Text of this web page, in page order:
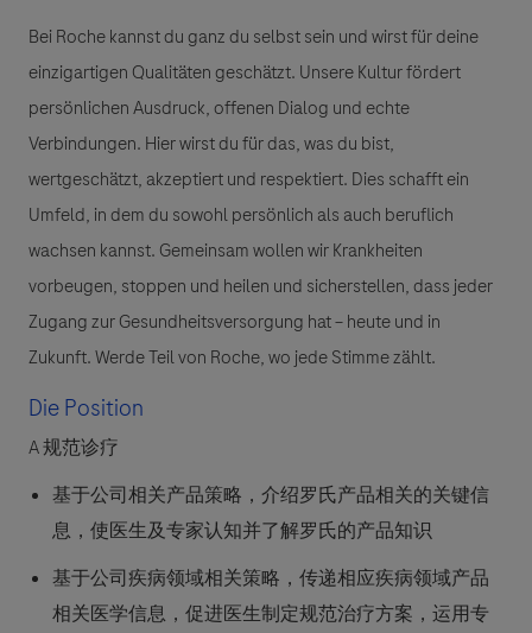
Bei Roche kannst du ganz du selbst sein und wirst für deine
einzigartigen Qualitäten geschätzt. Unsere Kultur fördert
persönlichen Ausdruck, offenen Dialog und echte
Verbindungen. Hier wirst du für das, was du bist,
wertgeschätzt, akzeptiert und respektiert. Dies schafft ein
Umfeld, in dem du sowohl persönlich als auch beruflich
wachsen kannst. Gemeinsam wollen wir Krankheiten
vorbeugen, stoppen und heilen und sicherstellen, dass jeder
Zugang zur Gesundheitsversorgung hat – heute und in
Zukunft. Werde Teil von Roche, wo jede Stimme zählt.
Die Position
A 规范诊疗
基于公司相关产品策略，介绍罗氏产品相关的关键信
息，使医生及专家认知并了解罗氏的产品知识
基于公司疾病领域相关策略，传递相应疾病领域产品
相关医学信息，促进医生制定规范治疗方案，运用专